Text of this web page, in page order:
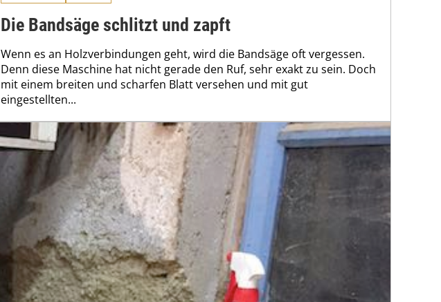
Die Bandsäge schlitzt und zapft
Wenn es an Holzverbindungen geht, wird die Bandsäge oft vergessen.
Denn diese Maschine hat nicht gerade den Ruf, sehr exakt zu sein. Doch
mit einem breiten und scharfen Blatt versehen und mit gut
eingestellten...